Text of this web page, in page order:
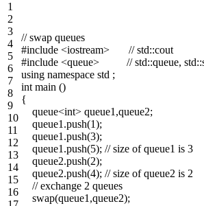
1
2
3
4
5
6
7
8
9
10
11
12
13
14
15
16
// swap queues
#include <iostream> // std::cout
#include <queue> // std::queue,
using namespace std ;
int main ()
{
queue<int> queue1 ,queue2;
queue1 .push(1);
queue1 .push(3);
queue1 .push(5); // size of queue1 is 3
queue2.push(2);
queue2.push(4); // size of queue2 is 2
// exchange 2 queues
swap(queue1 ,queue2);